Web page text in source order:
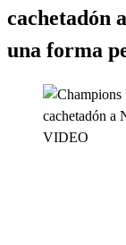
cachetadón
una forma